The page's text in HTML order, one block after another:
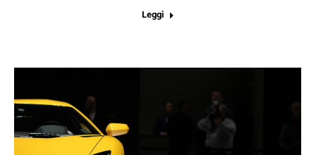
Leggi